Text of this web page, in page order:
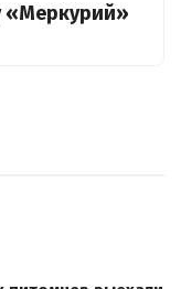
«Меркурий»